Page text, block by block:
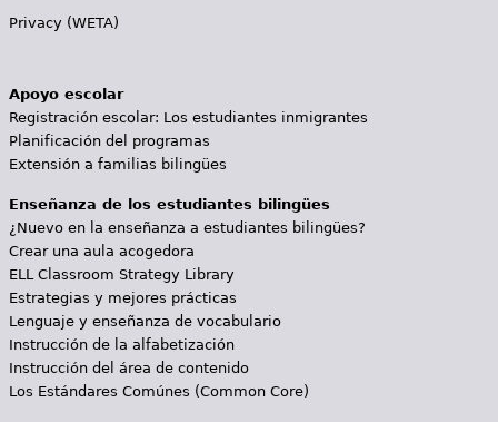
Privacy (WETA)
Apoyo escolar
Registración escolar: Los estudiantes inmigrantes
Planificación del programas
Extensión a familias bilingües
Enseñanza de los estudiantes bilingües
¿Nuevo en la enseñanza a estudiantes bilingües?
Crear una aula acogedora
ELL Classroom Strategy Library
Estrategias y mejores prácticas
Lenguaje y enseñanza de vocabulario
Instrucción de la alfabetización
Instrucción del área de contenido
Los Estándares Comúnes (Common Core)